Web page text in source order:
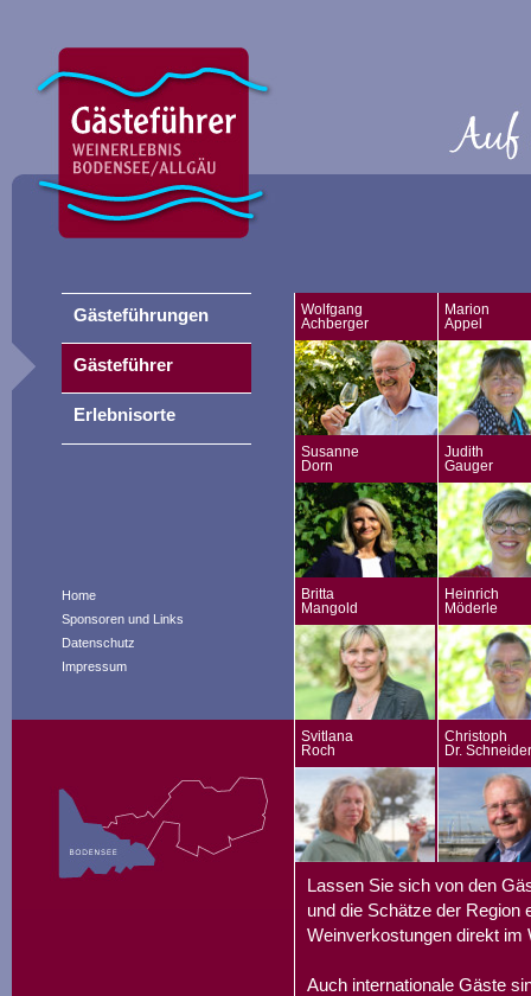
Home
Sponsoren und Links
Datenschutz
Impressum
Wolfgang
Achberger
Marion
Appel
Susanne
Dorn
Judith
Gauger
Britta
Mangold
Heinrich
Möderle
Svitlana
Roch
Christoph
Dr. Schneider
Lassen Sie sich von den
und die Schätze der Region
Weinverkostungen direkt im
Auch internationale Gäste
Gästeführungen
Gästeführer
Erlebnisorte